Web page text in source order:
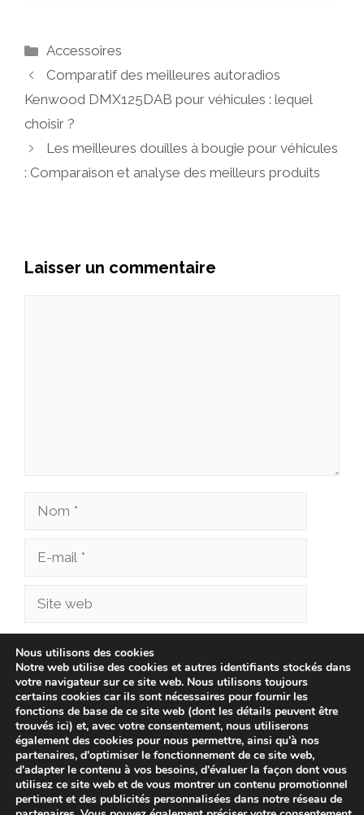
Catégories
Accessoires
Comparatif des meilleures autoradios
Kenwood DMX125DAB pour véhicules : lequel
choisir ?
Les meilleures douilles à bougie pour véhicules
: Comparaison et analyse des meilleurs produits
Laisser un commentaire
Nom
Site
Enregistrer mon nom, mon e-mail et mon site
dans le navigateur pour mon prochain
commentaire.
Nous utilisons des cookies
Notre web utilise des cookies et autres identifiants stockés dans
votre navigateur sur ce site web. Nous utilisons toujours
certains cookies car ils sont nécessaires pour fournir les
fonctions de base de ce site web (dont les détails peuvent être
trouvés ici) et, avec votre consentement, nous utiliserons
également des cookies pour nous permettre, ainsi qu'à nos
partenaires, d'optimiser le fonctionnement de ce site web,
d'adapter le contenu à vos besoins, d'évaluer la façon dont vous
utilisez ce site web et de vous montrer un contenu promotionnel
pertinent et des publicités personnalisées dans notre réseau de